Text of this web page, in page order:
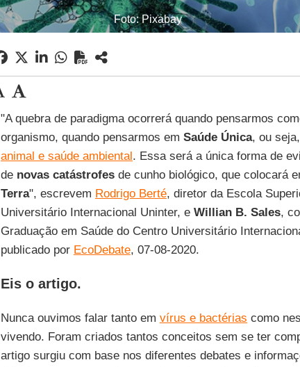
Foto: Pixabay
"A quebra de paradigma ocorrerá quando pensarmos
organismo, quando pensarmos em Saúde Única, ou seja,
animal e saúde ambiental. Essa será a única forma de
de novas catástrofesde cunho biológico, que colocará
Terra", escrevem Rodrigo Berté, diretor da Escola
Universitário Internacional Uninter, eWillian B. Sales,
Graduação em Saúde do Centro Universitário
publicado por EcoDebate, 07-08-2020.
Eis o artigo.
Nunca ouvimos falar tanto em vírus e bactérias como
vivendo. Foram criados tantos conceitos sem se ter
artigo surgiu com base nos diferentes debates e